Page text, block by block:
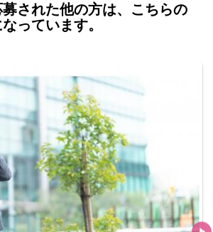
された他の方は、こちらの
っています。